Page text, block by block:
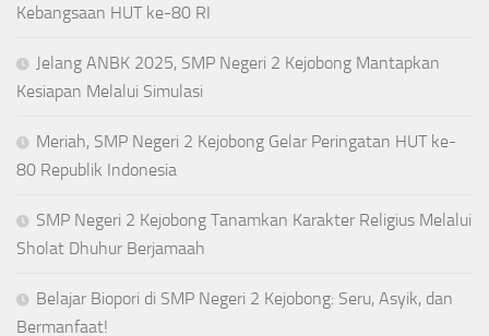
Kebangsaan HUT ke-80 RI
Jelang ANBK 2025, SMP Negeri 2 Kejobong Mantapkan
Kesiapan Melalui Simulasi
Meriah, SMP Negeri 2 Kejobong Gelar Peringatan HUT ke-
80 Republik Indonesia
SMP Negeri 2 Kejobong Tanamkan Karakter Religius Melalui
Sholat Dhuhur Berjamaah
Belajar Biopori di SMP Negeri 2 Kejobong: Seru, Asyik, dan
Bermanfaat!